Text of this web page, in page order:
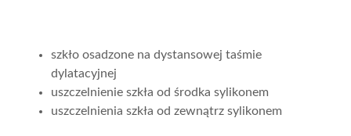
szkło osadzone na dystansowej taśmie
dylatacyjnej
uszczelnienie szkła od środka sylikonem
uszczelnienia szkła od zewnątrz sylikonem